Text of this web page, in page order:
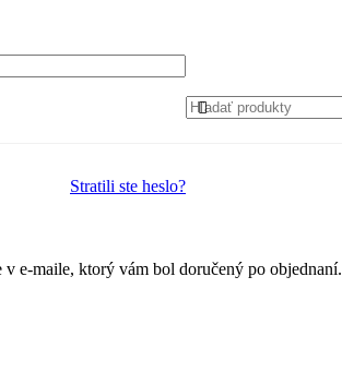
Stratili ste heslo?
e-maile, ktorý vám bol doručený po objednaní.